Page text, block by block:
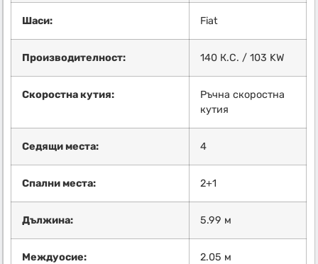
Шаси: Fiat
Производителност: 140 К.С. / 103 KW
Скоростна кутия:
Ръчна скоростна
кутия
Седящи места: 4
Спални места: 2+1
Дължина: 5.99 м
Междуосие: 2.05 м